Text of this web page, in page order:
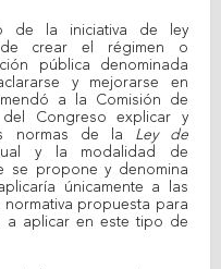
de la iniciativa de ley
crear el régimen o
pública denominada
y mejorarse en
a la Comisión de
del Congreso explicar y
normas de la Ley de
y la modalidad de
se propone y denomina
únicamente a las
propuesta para
a aplicar en este tipo de